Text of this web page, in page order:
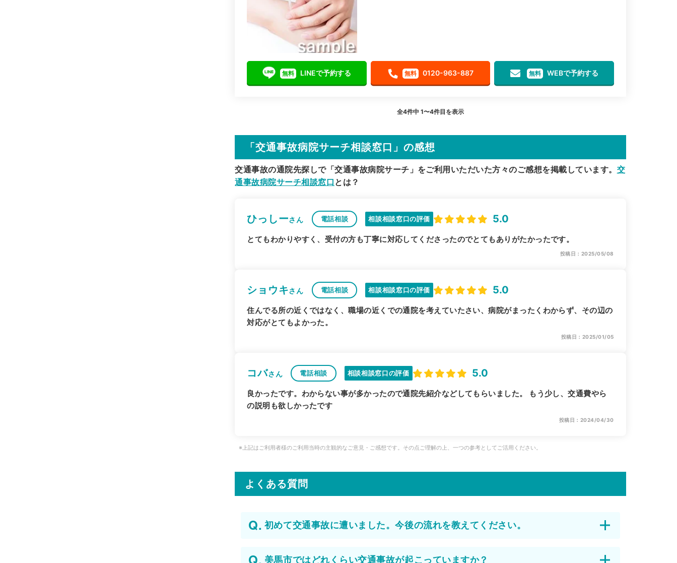
無料 LINEで予約する 無料 0120-963-887 無料 WEBで予約する
全4件中 1〜4件目を表示
「交通事故病院サーチ相談窓口」の感想
交通事故の通院先探しで「交通事故病院サーチ」をご利用いただいた方々のご感想を掲載しています。 交
通事故病院サーチ相談窓口 とは？
ひっしーさん 電話相談 相談相談窓口の評価 5.0
とてもわかりやすく、受付の方も丁寧に対応してくださったのでとてもありがたかったです。
投稿日：2025/05/08
ショウキさん 電話相談 相談相談窓口の評価 5.0
住んでる所の近くではなく、職場の近くでの通院を考えていたさい、病院がまったくわからず、その辺の
対応がとてもよかった。
投稿日：2025/01/05
コバさん 電話相談 相談相談窓口の評価 5.0
良かったです。わからない事が多かったので通院先紹介などしてもらいました。 もう少し、交通費やら
の説明も欲しかったです
投稿日：2024/04/30
※上記はご利用者様のご利用当時の主観的なご意見・ご感想です。その点ご理解の上、一つの参考としてご活用ください。
よくある質問
初めて交通事故に遭いました。今後の流れを教えてください。
美馬市ではどれくらい交通事故が起こっていますか？